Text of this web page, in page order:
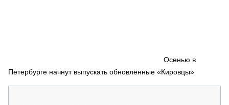
СПЕЦПРОЕКТЫ
Осенью в
Петербурге начнут выпускать обновлённые «Кировцы»